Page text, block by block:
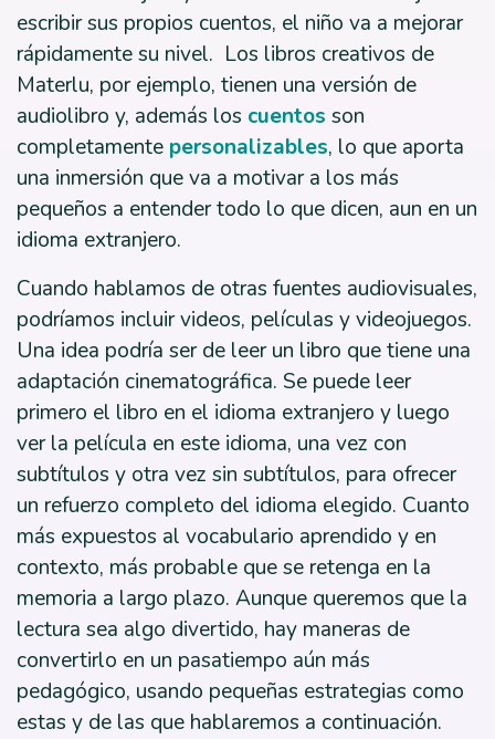
escribir sus propios cuentos, el niño va a mejorar
rápidamente su nivel. Los libros creativos de
Materlu, por ejemplo, tienen una versión de
audiolibro y, además los cuentos son
completamente personalizables, lo que aporta
una inmersión que va a motivar a los más
pequeños a entender todo lo que dicen, aun en un
idioma extranjero.
Cuando hablamos de otras fuentes audiovisuales,
podríamos incluir videos, películas y videojuegos.
Una idea podría ser de leer un libro que tiene una
adaptación cinematográfica. Se puede leer
primero el libro en el idioma extranjero y luego
ver la película en este idioma, una vez con
subtítulos y otra vez sin subtítulos, para ofrecer
un refuerzo completo del idioma elegido. Cuanto
más expuestos al vocabulario aprendido y en
contexto, más probable que se retenga en la
memoria a largo plazo. Aunque queremos que la
lectura sea algo divertido, hay maneras de
convertirlo en un pasatiempo aún más
pedagógico, usando pequeñas estrategias como
estas y de las que hablaremos a continuación.